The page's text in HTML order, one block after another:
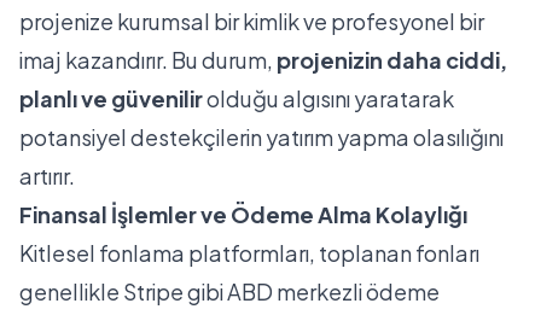
projenize kurumsal bir kimlik ve profesyonel bir
imaj kazandırır. Bu durum, projenizin daha ciddi,
planlı ve güvenilirolduğu algısını yaratarak
potansiyel destekçilerin yatırım yapma olasılığını
artırır.
Finansal İşlemler ve Ödeme Alma Kolaylığı
Kitlesel fonlama platformları, toplanan fonları
genellikle Stripegibi ABD merkezli ödeme